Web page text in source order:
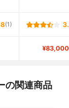
(1)
¥83,000
の関連商品